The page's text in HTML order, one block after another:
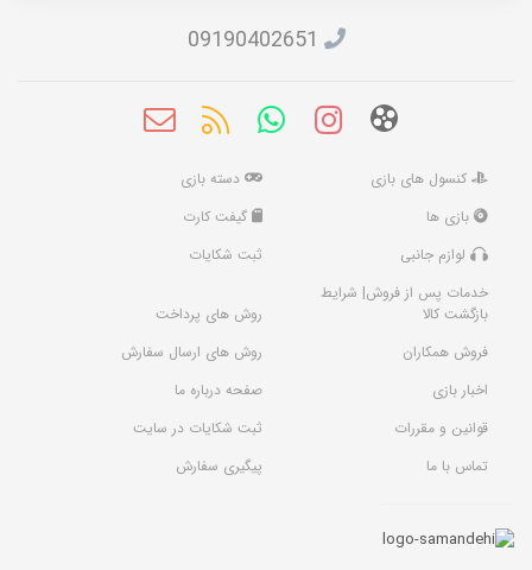
09190402651
کنسول های بازی
دسته بازی
بازی ها
گیفت کارت
لوازم جانبی
ثبت شکایات
خدمات پس از فروش| شرایط
بازگشت کالا
روش های پرداخت
فروش همکاران
روش های ارسال سفارش
اخبار بازی
صفحه درباره ما
قوانین و مقررات
ثبت شکایات در سایت
تماس با ما
پیگیری سفارش